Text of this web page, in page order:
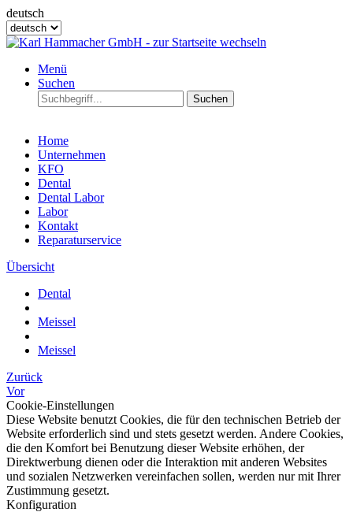
deutsch
Menü
Suchen
Suchen
Home
Unternehmen
KFO
Dental
Dental Labor
Labor
Kontakt
Reparaturservice
Übersicht
Dental
Meissel
Meissel
Zurück
Vor
Cookie-Einstellungen
Diese Website benutzt Cookies, die für den technischen Betrieb der
Website erforderlich sind und stets gesetzt werden. Andere Cookies,
die den Komfort bei Benutzung dieser Website erhöhen, der
Direktwerbung dienen oder die Interaktion mit anderen Websites
und sozialen Netzwerken vereinfachen sollen, werden nur mit Ihrer
Zustimmung gesetzt.
Konfiguration